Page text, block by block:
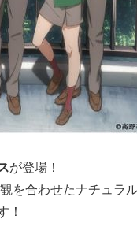
が登場！
を合わせたナチュラ
！